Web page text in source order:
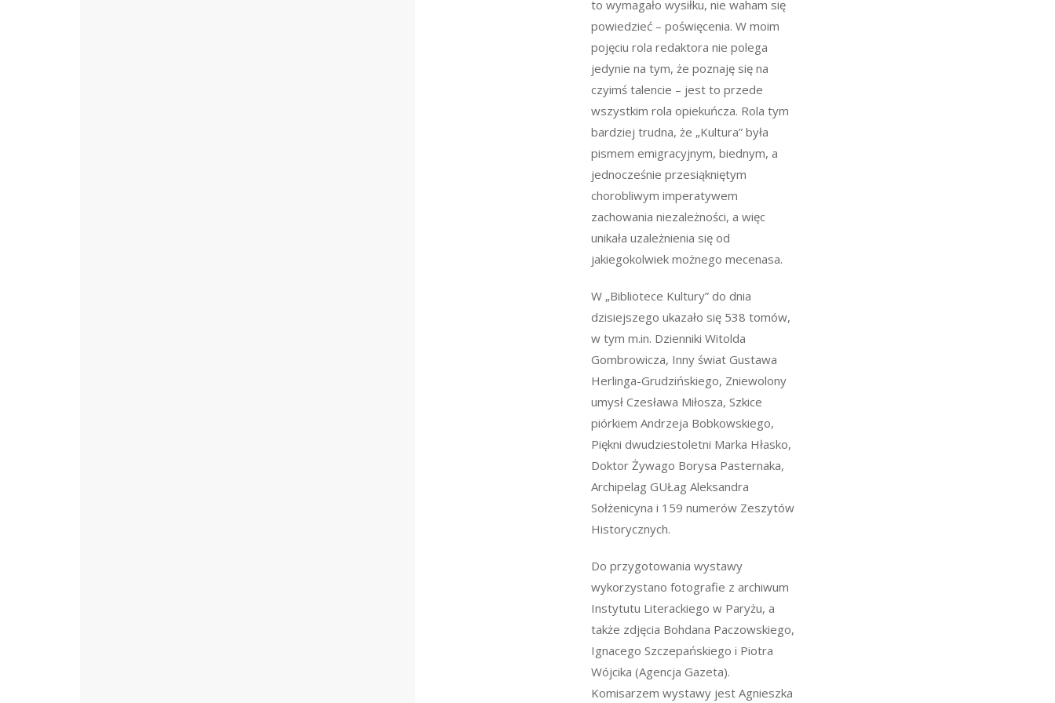
to wymagało wysiłku, nie waham się
powiedzieć – poświęcenia. W moim
pojęciu rola redaktora nie polega
jedynie na tym, że poznaję się na
czyimś talencie – jest to przede
wszystkim rola opiekuńcza. Rola tym
bardziej trudna, że „Kultura” była
pismem emigracyjnym, biednym, a
jednocześnie przesiąkniętym
chorobliwym imperatywem
zachowania niezależności, a więc
unikała uzależnienia się od
jakiegokolwiek możnego mecenasa.
W „Bibliotece Kultury” do dnia
dzisiejszego ukazało się 538 tomów,
w tym m.in. Dzienniki Witolda
Gombrowicza, Inny świat Gustawa
Herlinga-Grudzińskiego, Zniewolony
umysł Czesława Miłosza, Szkice
piórkiem Andrzeja Bobkowskiego,
Piękni dwudziestoletni Marka Hłasko,
Doktor Żywago Borysa Pasternaka,
Archipelag GUŁag Aleksandra
Sołżenicyna i 159 numerów Zeszytów
Historycznych.
Do przygotowania wystawy
wykorzystano fotografie z archiwum
Instytutu Literackiego w Paryżu, a
także zdjęcia Bohdana Paczowskiego,
Ignacego Szczepańskiego i Piotra
Wójcika (Agencja Gazeta).
Komisarzem wystawy jest Agnieszka